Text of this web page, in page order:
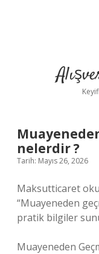
nelerdir ?
Tarih: Mayıs 26, 2026
Maksutticaret
“Muayeneden
pratik bilgiler
Muayeneden